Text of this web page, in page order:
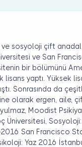
sosyoloji çift anadal
ve San
bir bölümünü
yaptı. Yüksek
Sonrasında da
olarak ergen, aile,
Moodist
Üniversitesi,
San Francisco
Yaz 2016